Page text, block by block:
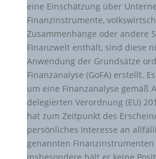
eine Einschätzung über
Finanzinstrumente,
Zusammenhänge oder andere
Finanzwelt enthält, sind diese
Anwendung der Grundsätze
Finanzanalyse (GoFA) erstellt.
um eine Finanzanalyse gemäß
delegierten Verordnung (EU)
hat zum Zeitpunkt des
persönliches Interesse an
genannten